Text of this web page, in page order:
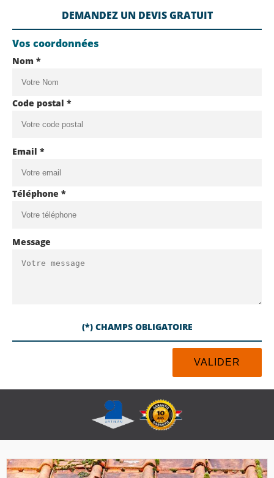
DEMANDEZ UN DEVIS GRATUIT
Vos coordonnées
Nom *
Code postal *
Email *
Téléphone *
Message
(*) CHAMPS OBLIGATOIRE